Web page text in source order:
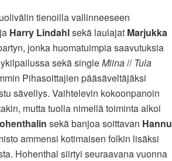
tienoilla vallinneeseen
ja Harry Lindahlsekä laulajat Marjukka
jonka huomatuimpia saavutuksia
sekä singleMiina// Tula
Pihasoittajien pääsäveltäjäksi
sävellys. Vaihtelevin kokoonpanoin
mutta tuolla nimellä toiminta alkoi
sekä banjoa soittavan Hannu
ammensi kotimaisen folkin lisäksi
Hohenthal siirtyi seuraavana vuonna